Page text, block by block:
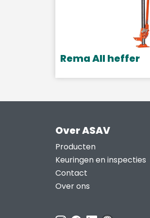
Rema All heffer
Over ASAV
Producten
Keuringen en inspecties
Contact
Over ons